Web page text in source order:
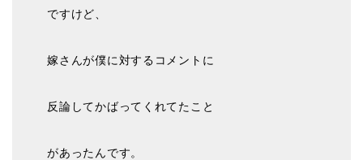
ですけど、
嫁さんが僕に対するコメントに
反論してかばってくれてたこと
があったんです。